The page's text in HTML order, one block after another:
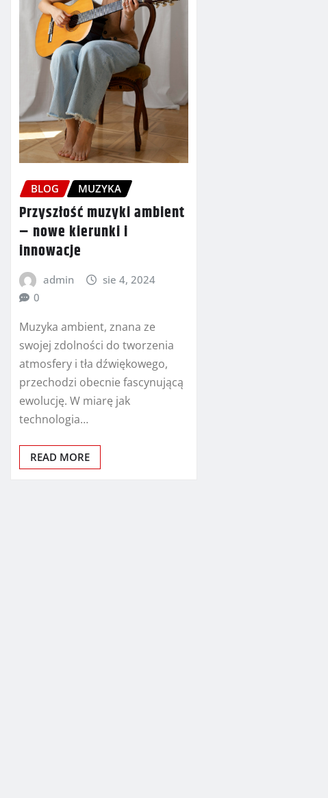
BLOG MUZYKA
Przyszłość muzyki ambient
– nowe kierunki i
innowacje
admin
sie 4, 2024
0
Muzyka ambient, znana ze
swojej zdolności do tworzenia
atmosfery i tła dźwiękowego,
przechodzi obecnie fascynującą
ewolucję. W miarę jak
technologia…
READ MORE